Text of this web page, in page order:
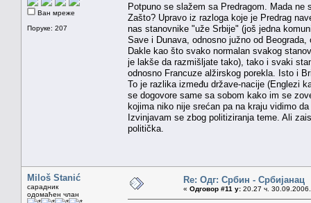
Ван мреже
Поруке: 207
Potpuno se slažem sa Predragom. Mada
Zašto? Upravo iz razloga koje je Predrag
nas stanovnike "uže Srbije" (još jedna
Save i Dunava, odnosno južno od
Dakle kao što svako normalan svakog
je lakše da razmišljate tako), tako i svaki
odnosno Francuze alžirskog porekla. Isto i
To je razlika između države-nacije (Englezi
se dogovore same sa sobom kako im se
kojima niko nije srećan pa na kraju vidimo
Izvinjavam se zbog politiziranja teme. Ali
politička.
Miloš Stanić
сарадник
одомаћен члан
Re: Одг: Србин - Србијанац
« Одговор #11 у: 20.27 ч.